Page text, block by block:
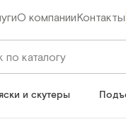
О компанииКонтакты
и скутеры